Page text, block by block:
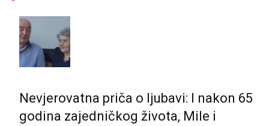
Nevjerovatna priča o ljubavi: I nakon 65
godina zajedničkog života, Mile i